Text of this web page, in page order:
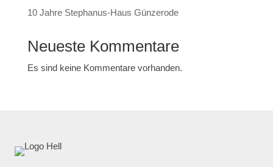
10 Jahre Stephanus-Haus Günzerode
Neueste Kommentare
Es sind keine Kommentare vorhanden.